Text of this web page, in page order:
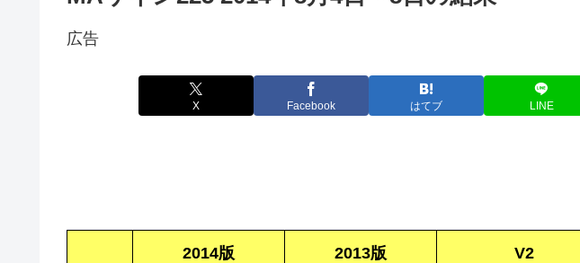
広告
X Facebook はてブ LINE
2014版 2013版 V2